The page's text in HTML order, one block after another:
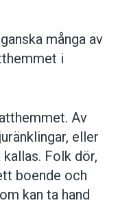
många av
i
Av
eller
Folk dör,
boende och
kan ta hand